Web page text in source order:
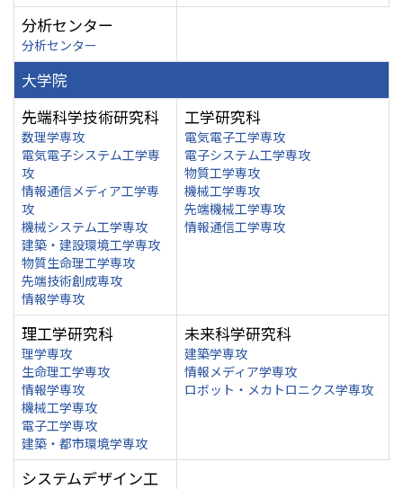
分析センター
分析センター
大学院
先端科学技術研究科
数理学専攻
電気電子システム工学専
攻
情報通信メディア工学専
攻
機械システム工学専攻
建築・建設環境工学専攻
物質生命理工学専攻
先端技術創成専攻
情報学専攻
工学研究科
電気電子工学専攻
電子システム工学専攻
物質工学専攻
機械工学専攻
先端機械工学専攻
情報通信工学専攻
理工学研究科
理学専攻
生命理工学専攻
情報学専攻
機械工学専攻
電子工学専攻
建築・都市環境学専攻
未来科学研究科
建築学専攻
情報メディア学専攻
ロボット・メカトロニクス学専攻
システムデザイン工